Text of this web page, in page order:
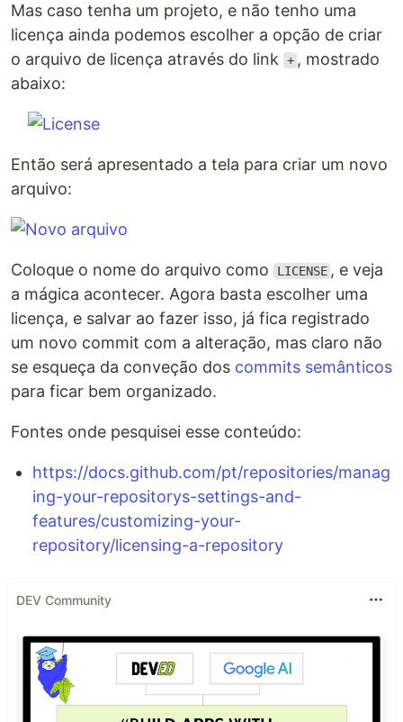
Mas caso tenha um projeto, e não tenho uma
licença ainda podemos escolher a opção de criar
o arquivo de licença através do link
+ , mostrado
abaixo:
Então será apresentado a tela para criar um novo
arquivo:
Coloque o nome do arquivo como LICENSE , e veja
a mágica acontecer. Agora basta escolher uma
licença, e salvar ao fazer isso, já fica registrado
um novo commit com a alteração, mas claro não
se esqueça da conveção dos commits semânticos
para ficar bem organizado.
Fontes onde pesquisei esse conteúdo:
https://docs.github.com/pt/repositories/manag
ing-your-repositorys-settings-and-
features/customizing-your-
repository/licensing-a-repository
DEV Community